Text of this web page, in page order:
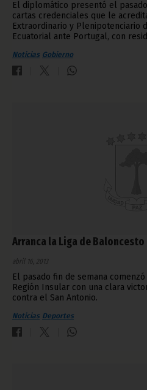
El diplomático presentó el
cartas credenciales que le
Extraordinario y Plenipotenciario
Ecuatorial ante Portugal, con
Noticias Gobierno
Arranca la Liga de Baloncesto
abril 16, 2013
El pasado fin de semana
Región Insular con una clara
contra el San Antonio.
Noticias Deportes